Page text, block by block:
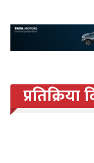
प्रतिक्रिया